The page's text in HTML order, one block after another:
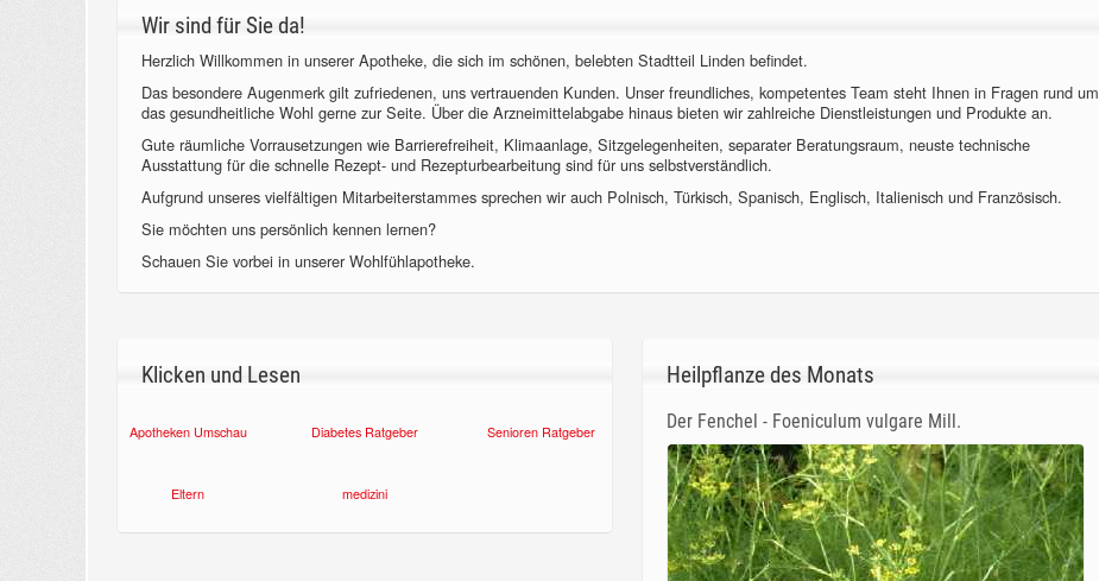
Wir sind für Sie da!
Herzlich Willkommen in unserer Apotheke, die sich im schönen, belebten Stadtteil Linden befindet.
Das besondere Augenmerk gilt zufriedenen, uns vertrauenden Kunden. Unser freundliches, kompetentes Team steht Ihnen in Fragen rund um
das gesundheitliche Wohl gerne zur Seite. Über die Arzneimittelabgabe hinaus bieten wir zahlreiche Dienstleistungen und Produkte an.
Gute räumliche Vorrausetzungen wie Barrierefreiheit, Klimaanlage, Sitzgelegenheiten, separater Beratungsraum, neuste technische
Ausstattung für die schnelle Rezept- und Rezepturbearbeitung sind für uns selbstverständlich.
Aufgrund unseres vielfältigen Mitarbeiterstammes sprechen wir auch Polnisch, Türkisch, Spanisch, Englisch, Italienisch und Französisch.
Sie möchten uns persönlich kennen lernen?
Schauen Sie vorbei in unserer Wohlfühlapotheke.
Klicken und Lesen
Apotheken Umschau Diabetes Ratgeber Senioren Ratgeber
Eltern medizini
Heilpflanze des Monats
Der Fenchel - Foeniculum vulgare Mill.